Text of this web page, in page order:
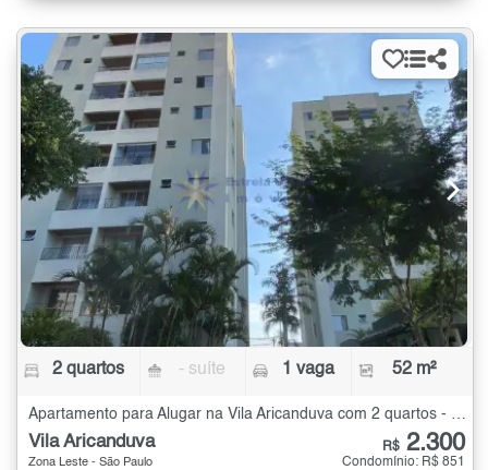
2 quartos - suíte 1 vaga 52 m²
Vila Aricanduva
Zona Leste - São Paulo
R$ 2.300
Condomínio: R$ 851